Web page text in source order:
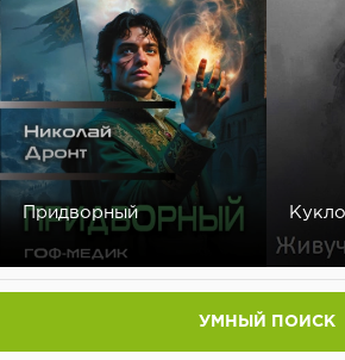
Придворный
УМНЫЙ ПОИСК